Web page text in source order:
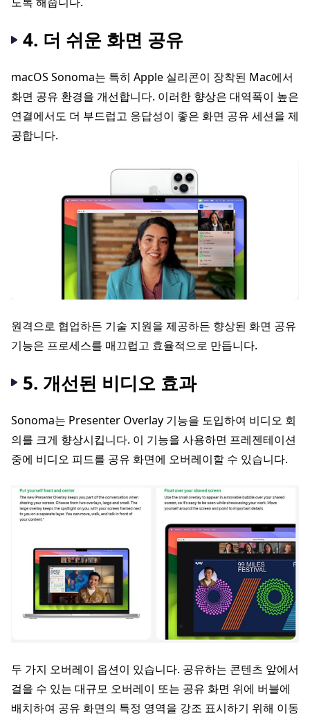
4. 더 쉬운 화면 공유
macOS Sonoma는 특히 Apple 실리콘이 장착된 Mac에서
화면 공유 환경을 개선합니다. 이러한 향상은 대역폭이 높은
연결에서도 더 부드럽고 응답성이 좋은 화면 공유 세션을 제
공합니다.
원격으로 협업하든 기술 지원을 제공하든 향상된 화면 공유
기능은 프로세스를 매끄럽고 효율적으로 만듭니다.
5. 개선된 비디오 효과
Sonoma는 Presenter Overlay 기능을 도입하여 비디오 회
의를 크게 향상시킵니다. 이 기능을 사용하면 프레젠테이션
중에 비디오 피드를 공유 화면에 오버레이할 수 있습니다.
두 가지 오버레이 옵션이 있습니다. 공유하는 콘텐츠 앞에서
걸을 수 있는 대규모 오버레이 또는 공유 화면 위에 버블에
배치하여 공유 화면의 특정 영역을 강조 표시하기 위해 이동